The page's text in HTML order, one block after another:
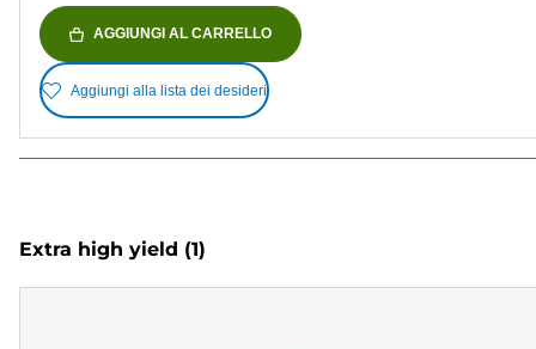
AGGIUNGI AL CARRELLO
Aggiungi alla lista dei desideri
Extra high yield (1)